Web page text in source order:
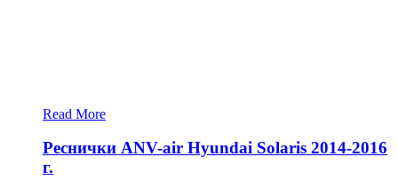
Read More
Реснички ANV-air Hyundai Solaris 2014-2016
г.